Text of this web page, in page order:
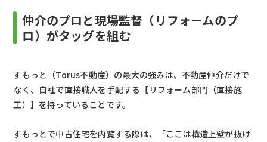
仲介のプロと現場監督（リフォームのプ
ロ）がタッグを組む
すもっと（Torus不動産）の最大の強みは、不動産仲介だけで
なく、自社で直接職人を手配する【リフォーム部門（直接施
工）】を持っていることです。
すもっとで中古住宅を内覧する際は、「ここは構造上壁が抜け